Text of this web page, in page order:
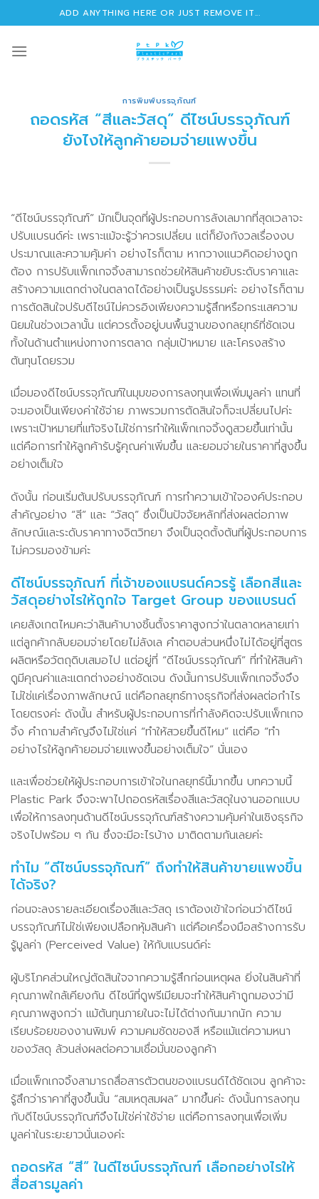
to
content
ADD ANYTHING HERE OR JUST REMOVE IT...
การพิมพ์บรรจุภัณฑ์
ถอดรหัส “สีและวัสดุ” ดีไซน์บรรจุภัณฑ์
ยังไงให้ลูกค้ายอมจ่ายแพงขึ้น
“ดีไซน์บรรจุภัณฑ์” มักเป็นจุดที่ผู้ประกอบการลังเลมากที่สุดเวลาจะ
ปรับแบรนด์ค่ะ เพราะแม้จะรู้ว่าควรเปลี่ยน แต่ก็ยังกังวลเรื่องงบ
ประมาณและความคุ้มค่า อย่างไรก็ตาม หากวางแนวคิดอย่างถูก
ต้อง การปรับแพ็กเกจจิ้งสามารถช่วยให้สินค้าขยับระดับราคาและ
สร้างความแตกต่างในตลาดได้อย่างเป็นรูปธรรมค่ะ อย่างไรก็ตาม
การตัดสินใจปรับดีไซน์ไม่ควรอิงเพียงความรู้สึกหรือกระแสความ
นิยมในช่วงเวลานั้น แต่ควรตั้งอยู่บนพื้นฐานของกลยุทธ์ที่ชัดเจน
ทั้งในด้านตำแหน่งทางการตลาด กลุ่มเป้าหมาย และโครงสร้าง
ต้นทุนโดยรวม
เมื่อมองดีไซน์บรรจุภัณฑ์ในมุมของการลงทุนเพื่อเพิ่มมูลค่า แทนที่
จะมองเป็นเพียงค่าใช้จ่าย ภาพรวมการตัดสินใจก็จะเปลี่ยนไปค่ะ
เพราะเป้าหมายที่แท้จริงไม่ใช่การทำให้แพ็กเกจจิ้งดูสวยขึ้นเท่านั้น
แต่คือการทำให้ลูกค้ารับรู้คุณค่าเพิ่มขึ้น และยอมจ่ายในราคาที่สูงขึ้น
อย่างเต็มใจ
ดังนั้น ก่อนเริ่มต้นปรับบรรจุภัณฑ์ การทำความเข้าใจองค์ประกอบ
สำคัญอย่าง “สี” และ “วัสดุ” ซึ่งเป็นปัจจัยหลักที่ส่งผลต่อภาพ
ลักษณ์และระดับราคาทางจิตวิทยา จึงเป็นจุดตั้งต้นที่ผู้ประกอบการ
ไม่ควรมองข้ามค่ะ
ดีไซน์บรรจุภัณฑ์ ที่เจ้าของแบรนด์ควรรู้ เลือกสีและ
วัสดุอย่างไรให้ถูกใจ Target Group ของแบรนด์
เคยสังเกตไหมคะว่าสินค้าบางชิ้นตั้งราคาสูงกว่าในตลาดหลายเท่า
แต่ลูกค้ากลับยอมจ่ายโดยไม่ลังเล คำตอบส่วนหนึ่งไม่ได้อยู่ที่สูตร
ผลิตหรือวัตถุดิบเสมอไป แต่อยู่ที่ “ดีไซน์บรรจุภัณฑ์” ที่ทำให้สินค้า
ดูมีคุณค่าและแตกต่างอย่างชัดเจน ดังนั้นการปรับแพ็กเกจจิ้งจึง
ไม่ใช่แค่เรื่องภาพลักษณ์ แต่คือกลยุทธ์ทางธุรกิจที่ส่งผลต่อกำไร
โดยตรงค่ะ ดังนั้น สำหรับผู้ประกอบการที่กำลังคิดจะปรับแพ็กเกจ
จิ้ง คำถามสำคัญจึงไม่ใช่แค่ “ทำให้สวยขึ้นดีไหม” แต่คือ “ทำ
อย่างไรให้ลูกค้ายอมจ่ายแพงขึ้นอย่างเต็มใจ” นั่นเอง
และเพื่อช่วยให้ผู้ประกอบการเข้าใจในกลยุทธ์นี้มากขึ้น บทความนี้
Plastic Park จึงจะพาไปถอดรหัสเรื่องสีและวัสดุในงานออกแบบ
เพื่อให้การลงทุนด้านดีไซน์บรรจุภัณฑ์สร้างความคุ้มค่าในเชิงธุรกิจ
จริงไปพร้อม ๆ กัน ซึ่งจะมีอะไรบ้าง มาติดตามกันเลยค่ะ
ทำไม “ดีไซน์บรรจุภัณฑ์” ถึงทำให้สินค้าขายแพงขึ้น
ได้จริง?
ก่อนจะลงรายละเอียดเรื่องสีและวัสดุ เราต้องเข้าใจก่อนว่าดีไซน์
บรรจุภัณฑ์ไม่ใช่เพียงเปลือกหุ้มสินค้า แต่คือเครื่องมือสร้างการรับ
รู้มูลค่า (Perceived Value) ให้กับแบรนด์ค่ะ
ผู้บริโภคส่วนใหญ่ตัดสินใจจากความรู้สึกก่อนเหตุผล ยิ่งในสินค้าที่
คุณภาพใกล้เคียงกัน ดีไซน์ที่ดูพรีเมียมจะทำให้สินค้าถูกมองว่ามี
คุณภาพสูงกว่า แม้ต้นทุนภายในจะไม่ได้ต่างกันมากนัก ความ
เรียบร้อยของงานพิมพ์ ความคมชัดของสี หรือแม้แต่ความหนา
ของวัสดุ ล้วนส่งผลต่อความเชื่อมั่นของลูกค้า
เมื่อแพ็กเกจจิ้งสามารถสื่อสารตัวตนของแบรนด์ได้ชัดเจน ลูกค้าจะ
รู้สึกว่าราคาที่สูงขึ้นนั้น “สมเหตุสมผล” มากขึ้นค่ะ ดังนั้นการลงทุน
กับดีไซน์บรรจุภัณฑ์จึงไม่ใช่ค่าใช้จ่าย แต่คือการลงทุนเพื่อเพิ่ม
มูลค่าในระยะยาวนั่นเองค่ะ
ถอดรหัส “สี” ในดีไซน์บรรจุภัณฑ์ เลือกอย่างไรให้
สื่อสารมูลค่า